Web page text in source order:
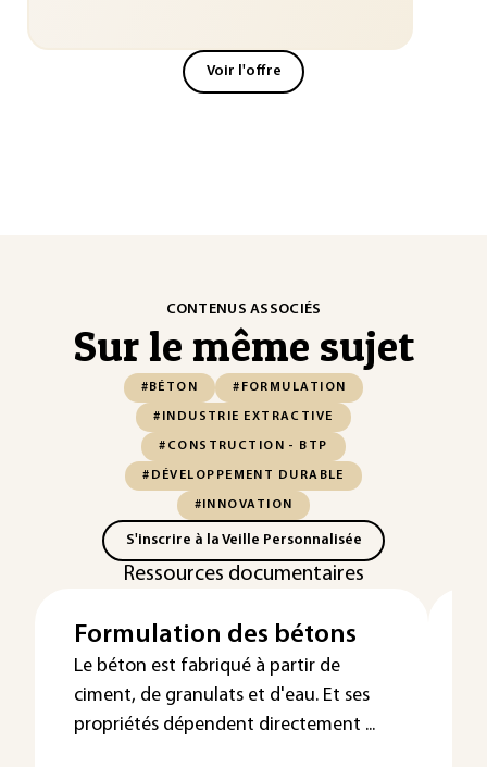
Voir l'offre
CONTENUS ASSOCIÉS
Sur le même sujet
#BÉTON #FORMULATION
#INDUSTRIE EXTRACTIVE
#CONSTRUCTION - BTP
#DÉVELOPPEMENT DURABLE
#INNOVATION
S'inscrire à la Veille Personnalisée
Ressources documentaires
Formulation des bétons
Le béton est fabriqué à partir de
ciment, de granulats et d'eau. Et ses
propriétés dépendent directement ...